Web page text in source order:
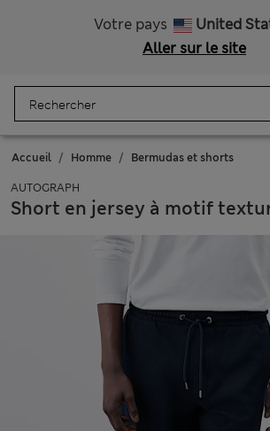
Votre pays
United
Aller sur le site
Accueil Homme Bermudas et shorts
AUTOGRAPH
Short en jersey à motif